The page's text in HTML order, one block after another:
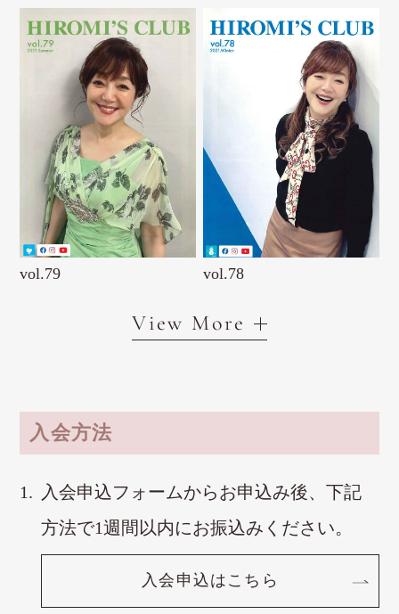
vol.79 vol.78
View More
入会方法
入会申込フォームからお申込み後、下記
方法で1週間以内にお振込みください。
入会申込はこちら